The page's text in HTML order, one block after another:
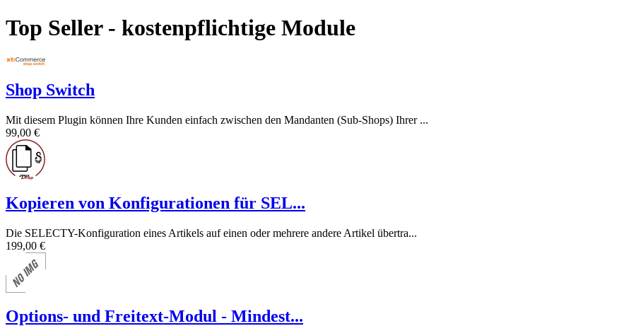
Top Seller - kostenpflichtige Module
Shop Switch
Mit diesem Plugin können Ihre Kunden einfach zwischen den Mandanten (Sub-Shops) Ihrer ...
99,00 €
Kopieren von Konfigurationen für SEL...
Die SELECTY-Konfiguration eines Artikels auf einen oder mehrere andere Artikel übertra...
199,00 €
Options- und Freitext-Modul - Mindest...